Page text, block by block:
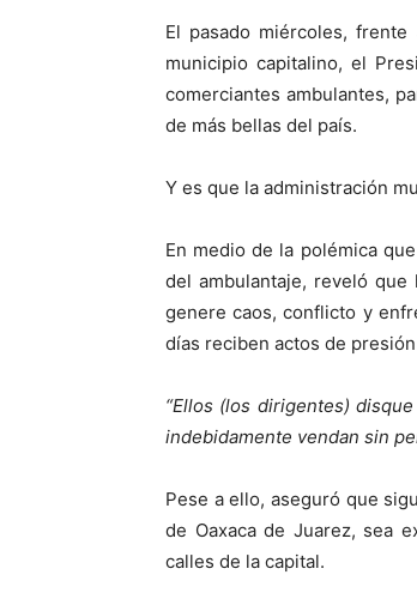
El pasado miércoles,
municipio capitalino, el
comerciantes ambulantes,
de más bellas del país.
Y es que la administración
En medio de la polémica
del ambulantaje, reveló
genere caos, conflicto y
días reciben actos de
“Ellos (los dirigentes)
indebidamente vendan sin
Pese a ello, aseguró que
de Oaxaca de Juarez, sea
calles de la capital.